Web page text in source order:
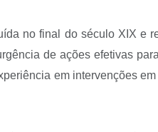
no final do século XIX e
de ações efetivas
em intervenções